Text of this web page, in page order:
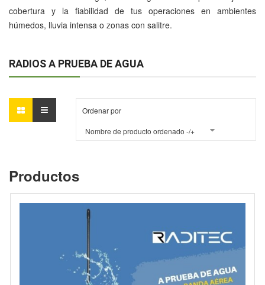
cobertura y la fiabilidad de tus operaciones en ambientes
húmedos, lluvia intensa o zonas con salitre.
RADIOS A PRUEBA DE AGUA
Ordenar por
Nombre de producto ordenado -/+
Productos